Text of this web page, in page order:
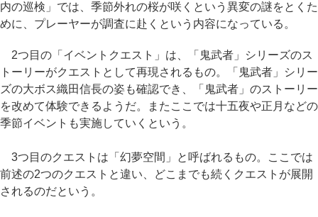
内の巡検」では、季節外れの桜が咲くという異変の謎をとくた
めに、プレーヤーが調査に赴くという内容になっている。
2つ目の「イベントクエスト」は、「鬼武者」シリーズのス
トーリーがクエストとして再現されるもの。「鬼武者」シリー
ズの大ボス織田信長の姿も確認でき、「鬼武者」のストーリー
を改めて体験できるようだ。またここでは十五夜や正月などの
季節イベントも実施していくという。
3つ目のクエストは「幻夢空間」と呼ばれるもの。ここでは
前述の2つのクエストと違い、どこまでも続くクエストが展開
されるのだという。